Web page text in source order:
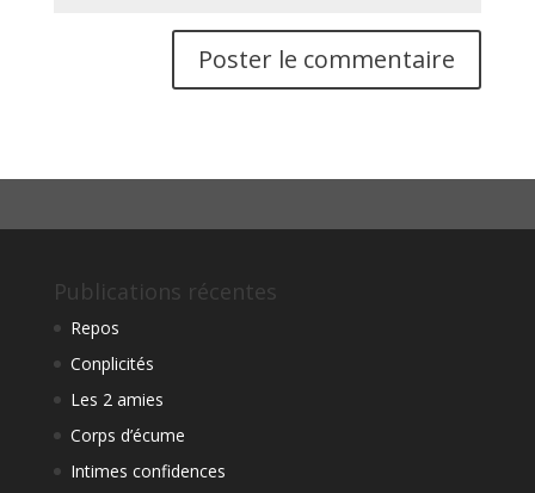
Publications récentes
Repos
Conplicités
Les 2 amies
Corps d’écume
Intimes confidences